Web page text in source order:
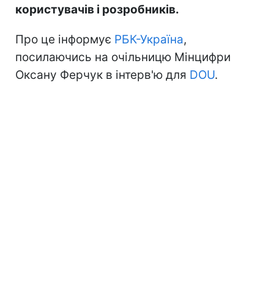
користувачів і розробників.
Про це інформує РБК-Україна,
посилаючись на очільницю Мінцифри
Оксану Ферчук в інтерв'ю для DOU.